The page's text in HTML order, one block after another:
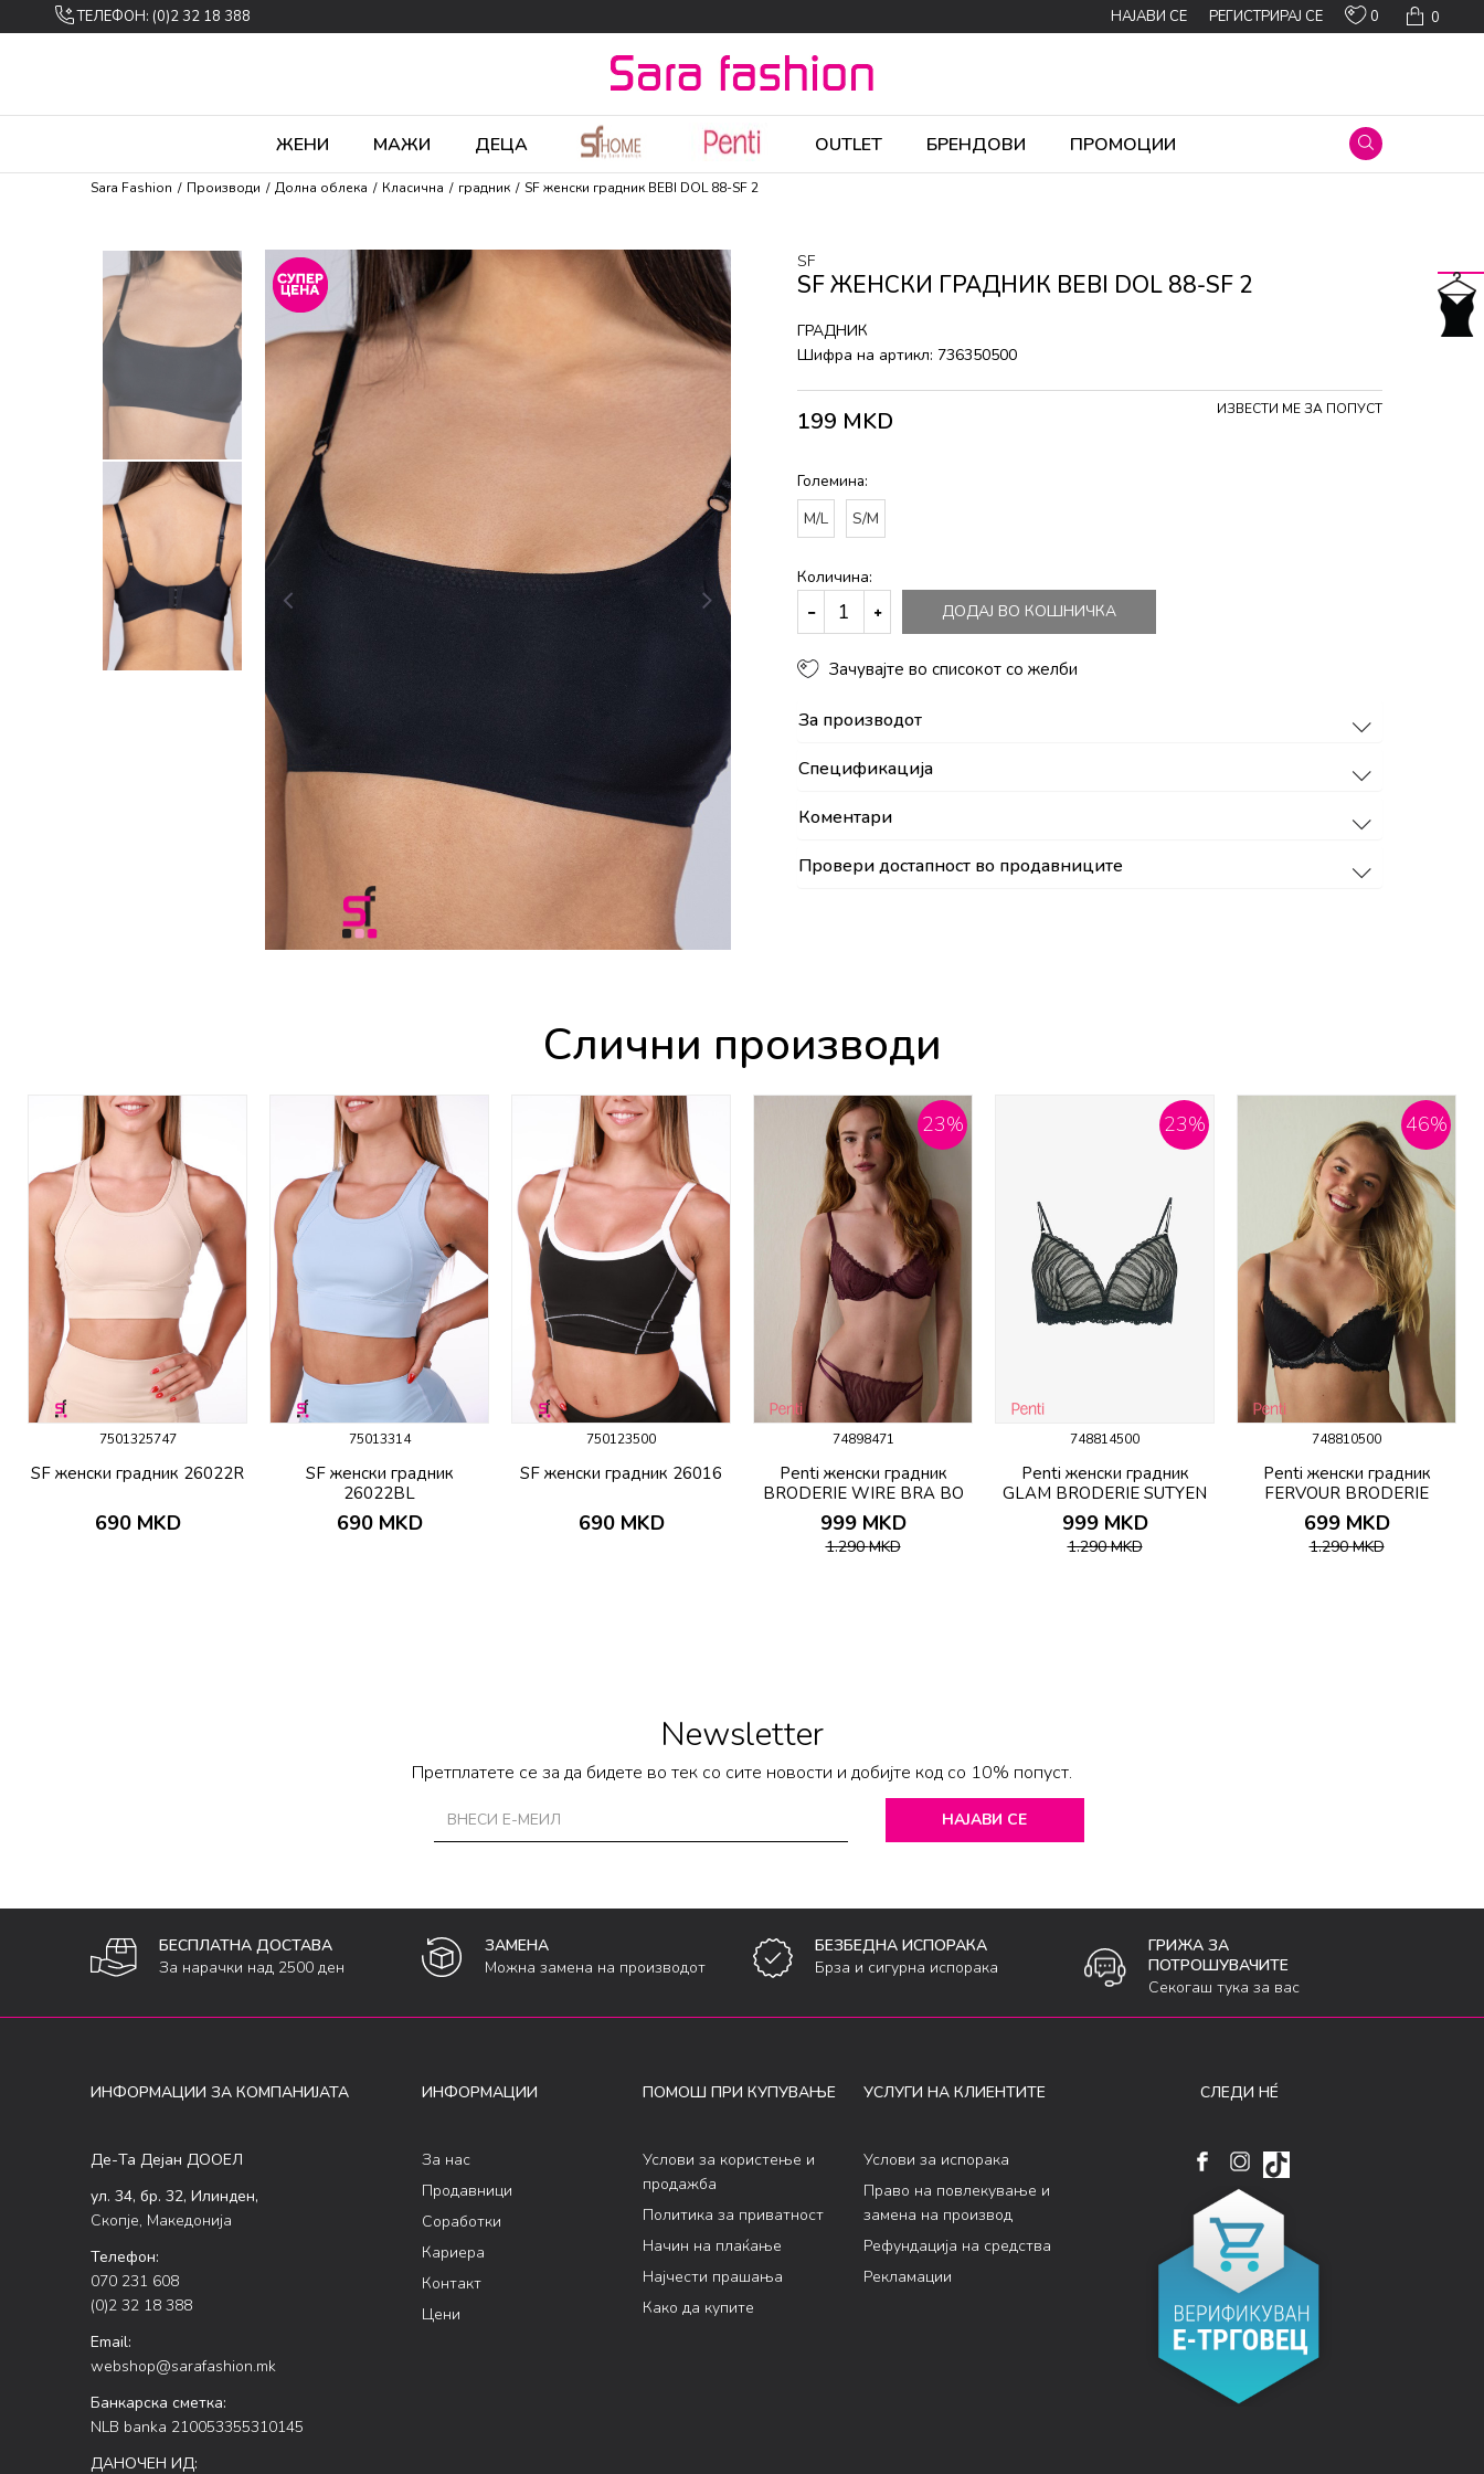
ТЕЛЕФОН: (0)2 32 18 388 0
0
НАЈАВИ СЕ РЕГИСТРИРАЈ СЕ
ЖЕНИ МАЖИ ДЕЦА OUTLET БРЕНДОВИ ПРОМОЦИИ
Sara Fashion Производи Долна облека Класична градник SF женски градник BEBI DOL 88-SF 2
SF
SF ЖЕНСКИ ГРАДНИК BEBI DOL 88-SF 2
ГРАДНИК
Шифра на артикл: 736350500
199 MKD ИЗВЕСТИ МЕ ЗА ПОПУСТ
Големина:
M/L
S/M
Количина:
ДОДАЈ ВО КОШНИЧКА
Зачувајте во списокот со желби
За производот
Спецификација
Коментари
Провери достапност во продавниците
Слични производи
7501325747
SF женски градник 26022R
690 MKD
75013314
SF женски градник
26022BL
690 MKD
750123500
SF женски градник 26016
690 MKD
23%
74898471
Penti женски градник
BRODERIE WIRE BRA BO
999 MKD
1.290MKD
23%
748814500
Penti женски градник
GLAM BRODERIE SUTYEN
B
999 MKD
1.290MKD
46%
748810500
Penti женски градник
FERVOUR BRODERIE
SUTYEN
699 MKD
1.290MKD
Newsletter
Претплатете се за да бидете во тек со сите новости и добијте код со 10% попуст.
НАЈАВИ СЕ
БЕСПЛАТНА ДОСТАВА
За нарачки над 2500 ден
ЗАМЕНА
Можна замена на производот
БЕЗБЕДНА ИСПОРАКА
Брза и сигурна испорака
ГРИЖА ЗА
ПОТРОШУВАЧИТЕ
Секогаш тука за вас
ИНФОРМАЦИИ ЗА КОМПАНИЈАТА
Де-Та Дејан ДООЕЛ
ул. 34, бр. 32, Илинден,
Скопје, Македонија
Телефон:
070 231 608
(0)2 32 18 388
Email:
webshop@sarafashion.mk
Банкарска сметка:
NLB banka 210053355310145
ДАНОЧЕН ИД:
ИНФОРМАЦИИ
За нас
Продавници
Соработки
Кариера
Контакт
Цени
ПОМОШ ПРИ КУПУВАЊЕ
Услови за користење и
продажба
Политика за приватност
Начин на плаќање
Најчести прашања
Како да купите
УСЛУГИ НА КЛИЕНТИТЕ
Услови за испорака
Право на повлекување и
замена на производ
Рефундација на средства
Рекламации
СЛЕДИ НÉ